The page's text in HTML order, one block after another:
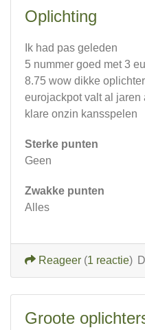
Oplichting
Ik had pas geleden
5 nummer goed met 3
8.75 wow dikke
eurojackpot valt al
klare onzin kansspelen
Sterke punten
Geen
Zwakke punten
Alles
Reageer (1 reactie)
Groote